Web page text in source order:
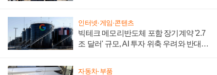
인터넷·게임·콘텐츠
빅테크 메모리반도체 포함 장기계약 '2.7
조 달러' 규모, AI 투자 위축 우려와 반대
자동차·부품